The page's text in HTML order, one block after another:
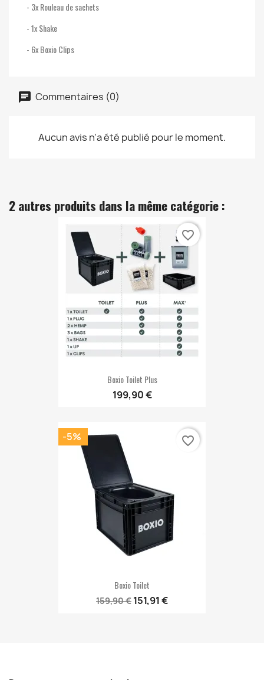
- 3x Rouleau de sachets
- 1x Shake
- 6x Boxio Clips
Commentaires (0)
Aucun avis n'a été publié pour le moment.
2 autres produits dans la même catégorie :
Boxio Toilet Plus
199,90 €
favorite_border
Boxio Toilet
159,90 € 151,91 €
-5% favorite_border